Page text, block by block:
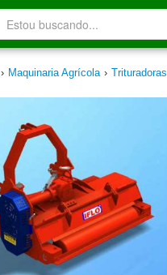
› Maquinaria Agrícola › Trituradoras